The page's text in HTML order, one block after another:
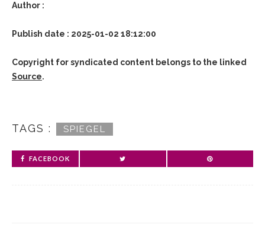
Author :
Publish date : 2025-01-02 18:12:00
Copyright for syndicated content belongs to the linked
Source.
TAGS : SPIEGEL
FACEBOOK